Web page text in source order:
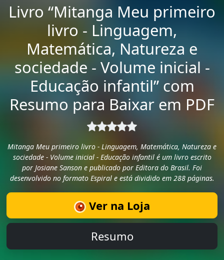
Livro “Mitanga Meu primeiro
livro - Linguagem,
Matemática, Natureza e
sociedade - Volume inicial -
Educação infantil” com
Resumo para Baixar em PDF
Mitanga Meu primeiro livro - Linguagem, Matemática, Natureza e
sociedade - Volume inicial - Educação infantil é um livro escrito
por Josiane Sanson e publicado por Editora do Brasil. Foi
desenvolvido no formato Espiral e está dividido em 288 páginas.
Ver na Loja
Resumo